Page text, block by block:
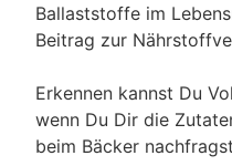
Ballaststoffe im
Beitrag zur
Erkennen kannst Du
wenn Du Dir die
beim Bäcker